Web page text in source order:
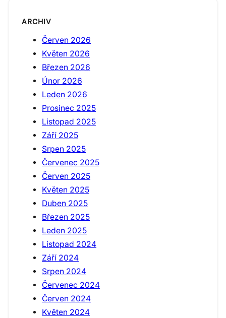
ARCHIV
Červen 2026
Květen 2026
Březen 2026
Únor 2026
Leden 2026
Prosinec 2025
Listopad 2025
Září 2025
Srpen 2025
Červenec 2025
Červen 2025
Květen 2025
Duben 2025
Březen 2025
Leden 2025
Listopad 2024
Září 2024
Srpen 2024
Červenec 2024
Červen 2024
Květen 2024